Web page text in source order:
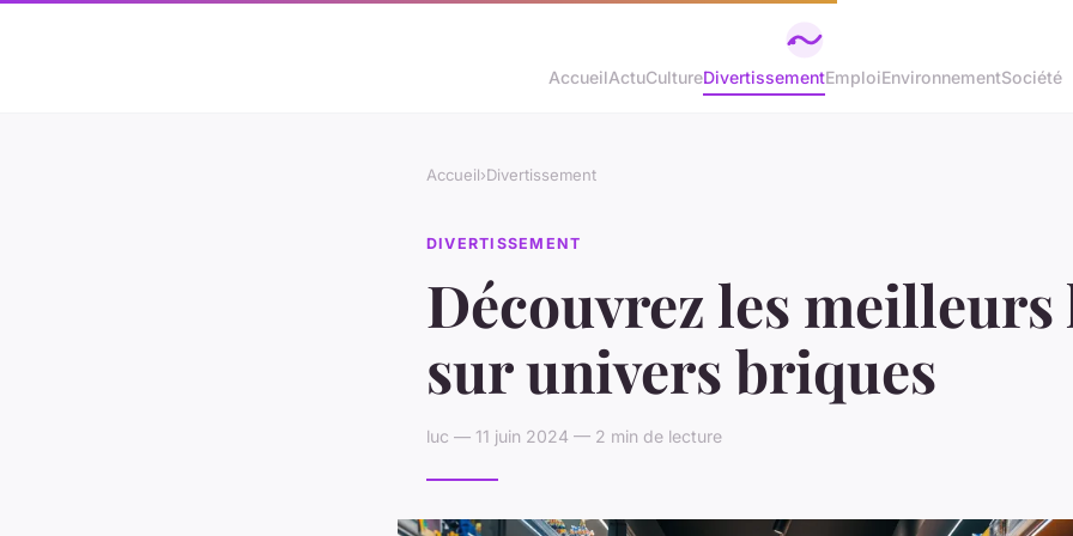
AccueilActuCultureDivertissementEmploiEnvironnementSociété
Accueil›Divertissement
DIVERTISSEMENT
Découvrez les meilleurs
sur univers briques
luc — 11 juin 2024 — 2 min de lecture